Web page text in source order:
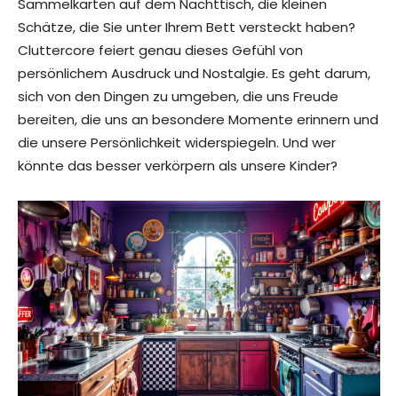
Sammelkarten auf dem Nachttisch, die kleinen
Schätze, die Sie unter Ihrem Bett versteckt haben?
Cluttercore feiert genau dieses Gefühl von
persönlichem Ausdruck und Nostalgie. Es geht darum,
sich von den Dingen zu umgeben, die uns Freude
bereiten, die uns an besondere Momente erinnern und
die unsere Persönlichkeit widerspiegeln. Und wer
könnte das besser verkörpern als unsere Kinder?